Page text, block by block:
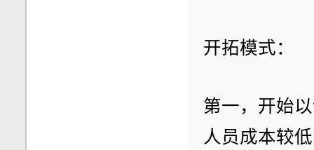
开拓模式：
第一，开始
人员成本较